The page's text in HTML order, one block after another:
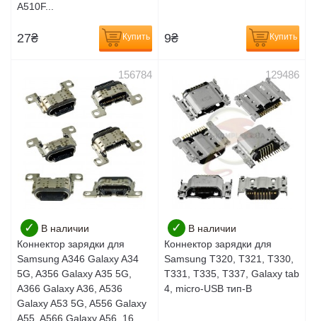
A510F...
27₴ Купить 9₴ Купить
156784
✓
В наличии
Коннектор зарядки для
Samsung A346 Galaxy A34
5G, A356 Galaxy A35 5G,
A366 Galaxy A36, A536
Galaxy A53 5G, A556 Galaxy
A55, A566 Galaxy A56, 16...
129486
✓
В наличии
Коннектор зарядки для
Samsung T320, T321, T330,
T331, T335, T337, Galaxy tab
4, micro-USB тип-B